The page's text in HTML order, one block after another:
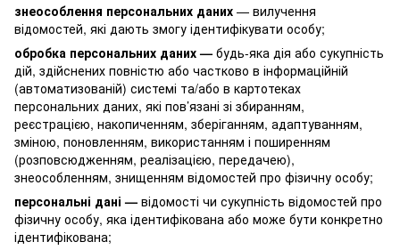
знеособлення персональних даних — вилучення
відомостей, які дають змогу ідентифікувати особу;
обробка персональних даних — будь-яка дія або сукупність
дій, здійснених повністю або частково в інформаційній
(автоматизованій) системі та/або в картотеках
персональних даних, які пов’язані зі збиранням,
реєстрацією, накопиченням, зберіганням, адаптуванням,
зміною, поновленням, використанням і поширенням
(розповсюдженням, реалізацією, передачею),
знеособленням, знищенням відомостей про фізичну особу;
персональні дані — відомості чи сукупність відомостей про
фізичну особу, яка ідентифікована або може бути конкретно
ідентифікована;